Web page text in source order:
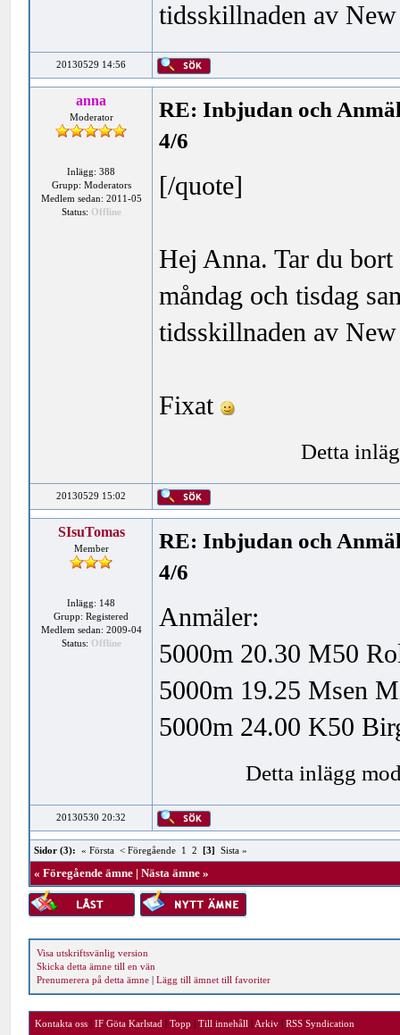
tidsskillnaden av
20130529 14:56
anna
Moderator
Inlägg: 388
Grupp: Moderators
Medlem sedan: 2011-05
Status: Offline
RE: Inbjudan och
4/6
[/quote]
Hej Anna. Tar du
måndag och tisdag
tidsskillnaden av
Fixat
Detta
20130529 15:02
SIsuTomas
Member
Inlägg: 148
Grupp: Registered
Medlem sedan: 2009-04
Status: Offline
RE: Inbjudan och
4/6
Anmäler:
5000m 20.30 M50
5000m 19.25 Msen
5000m 24.00 K50
Detta inlägg
20130530 20:32
Sidor (3): « Första < Föregående 1 2 [3] Sista »
«Föregående ämne |Nästa ämne »
Visa utskriftsvänlig version
Skicka detta ämne till en vän
Prenumerera på detta ämne |Lägg till ämnet till favoriter
Kontakta oss |IF Göta Karlstad |Topp |Till innehåll | Arkiv |RSS Syndication